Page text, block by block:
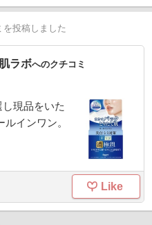
を投稿しました
ラボへのクチコミ
現品をいた
インワン。
Like